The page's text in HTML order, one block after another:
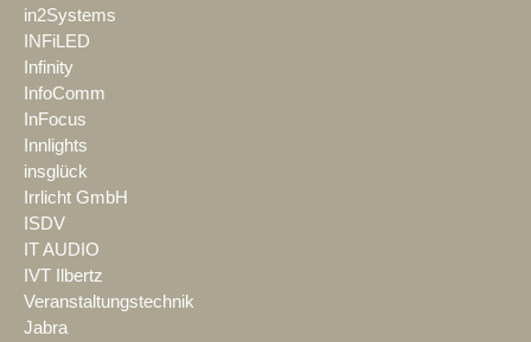
in2Systems
INFiLED
Infinity
InfoComm
InFocus
Innlights
insglück
Irrlicht GmbH
ISDV
IT AUDIO
IVT Ilbertz
Veranstaltungstechnik
Jabra